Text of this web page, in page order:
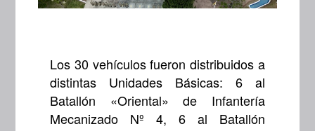
Los 30 vehículos fueron distribuidos a
distintas Unidades Básicas: 6 al
Batallón «Oriental» de Infantería
Mecanizado Nº 4, 6 al Batallón